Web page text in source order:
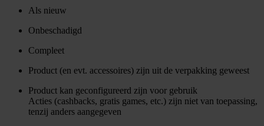
Als nieuw
Onbeschadigd
Compleet
Product (en evt. accessoires) zijn uit de verpakking geweest
Product kan geconfigureerd zijn voor gebruik
Acties (cashbacks, gratis games, etc.) zijn niet van toepassing,
tenzij anders aangegeven